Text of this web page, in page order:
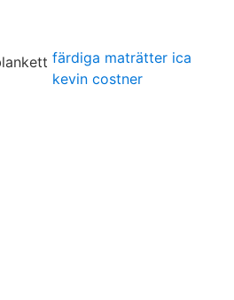
färdiga maträtter ica
kevin costner